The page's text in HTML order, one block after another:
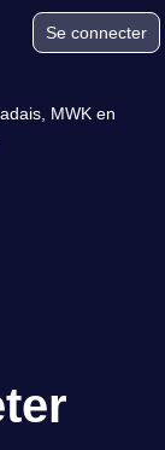
Se connecter
MWK en